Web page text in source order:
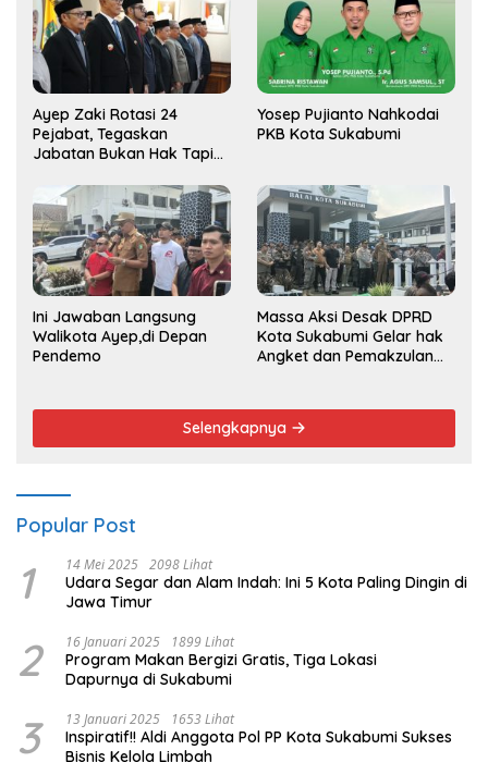
Ayep Zaki Rotasi 24
Pejabat, Tegaskan
Jabatan Bukan Hak Tapi
Yosep Pujianto Nahkodai
PKB Kota Sukabumi
Ini Jawaban Langsung
Walikota Ayep,di Depan
Pendemo
Massa Aksi Desak DPRD
Kota Sukabumi Gelar hak
Angket dan Pemakzulan
Selengkapnya
Popular Post
1 14 Mei 2025 2098 Lihat
Udara Segar dan Alam Indah: Ini 5 Kota Paling Dingin di
Jawa Timur
2 16 Januari 2025 1899 Lihat
Program Makan Bergizi Gratis, Tiga Lokasi
Dapurnya di Sukabumi
3 13 Januari 2025 1653 Lihat
Inspiratif!! Aldi Anggota Pol PP Kota Sukabumi Sukses
Bisnis Kelola Limbah